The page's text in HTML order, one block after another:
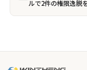
ルで2件の権限逸脱